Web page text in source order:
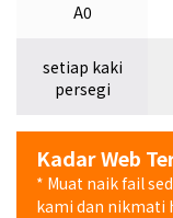
A0
setiap kaki
persegi
Kadar Web
* Muat naik fail
kami dan nikmati